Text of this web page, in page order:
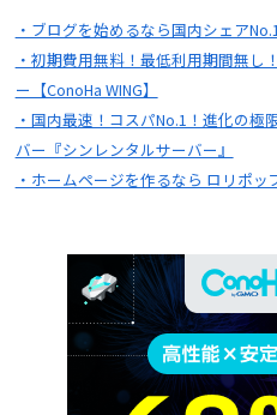
・ブログを始めるなら国内シェア
・初期費用無料！最低利用期間無し
ー【ConoHa WING】
・国内最速！コスパNo.1！進化の
バー『シンレンタルサーバー』
・ホームページを作るなら ロリポッ